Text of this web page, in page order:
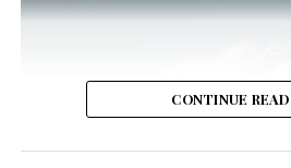
cine de la producción, que
diciembre
CONTINUE